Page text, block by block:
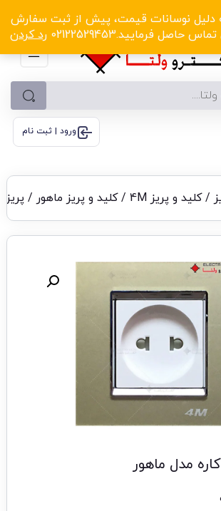
دلیل نوسانات قیمت، پیش از ثبت سفارش
فرمایید.02122529453
رد کردن
با تخفیف‌های شگفت‌انگیز! کلیک کنید
ورود | ثبت نام
/کلید و پریز 4M /کلید و پریز ماهور / پریز
مدل ماهور